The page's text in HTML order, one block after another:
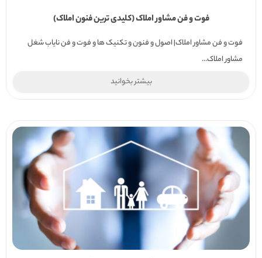
فوت و فن مشاور املاک (کلیدی ترین فنون املاک)
فوت و فن مشاور املاک| اصول و فنون و تکنیک ها و فوت و فن نایاب شغل
مشاور املاک...
بیشتر بخوانید